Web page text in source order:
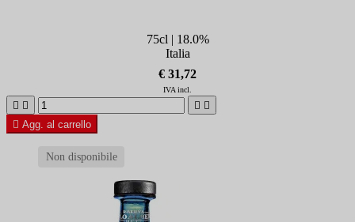
75cl | 18.0%
Italia
€ 31,72
IVA incl.
   
 Agg. al carrello
Non disponibile